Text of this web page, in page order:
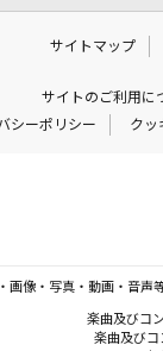
サイトマップ
サイトのご利用に
シーポリシー クッ
画像・写真・動画・音
楽曲及びコ
楽曲及びコ